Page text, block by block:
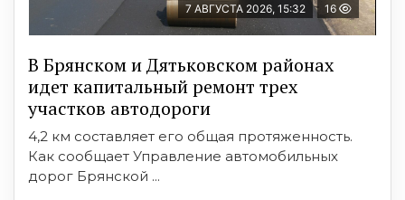
7 АВГУСТА 2026, 15:32 16
В Брянском и Дятьковском районах
идет капитальный ремонт трех
участков автодороги
4,2 км составляет его общая протяженность.
Как сообщает Управление автомобильных
дорог Брянской ...